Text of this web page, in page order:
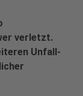
verletzt.
Unfall-